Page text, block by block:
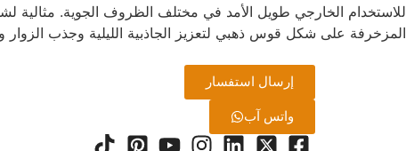
للاستخدام الخارجي طويل الأمد في مختلف الظروف الجوية. مثالية
المزخرفة على شكل قوس ذهبي لتعزيز الجاذبية الليلية وجذب الزوار
إرسال استفسار
واتس آب